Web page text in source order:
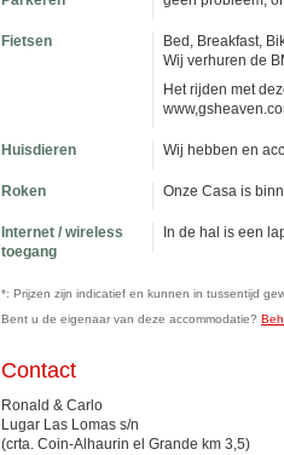
Fietsen
Bed, Breakfast,
Wij verhuren de
Het rijden met
Huisdieren Wij hebben en
Roken Onze Casa is
Internet / wireless
toegang
In de hal is een
*: Prijzen zijn indicatief en kunnen in tussentijd
Bent u de eigenaar van deze accommodatie?
Contact
Ronald & Carlo
Lugar Las Lomas s/n
(crta. Coin-Alhaurin el Grande km 3,5)